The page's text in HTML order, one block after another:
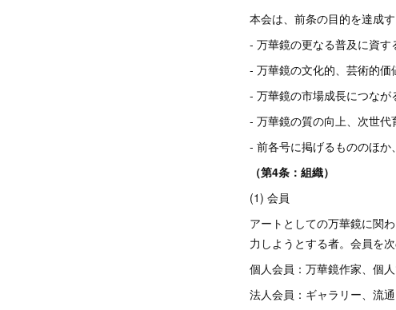
本会は、前条の目的を達成
- 万華鏡の更なる普及に資
- 万華鏡の文化的、芸術的
- 万華鏡の市場成長につな
- 万華鏡の質の向上、次世
- 前各号に掲げるもののほ
（第4条：組織）
(1) 会員
アートとしての万華鏡に関
力しようとする者。会員を次
個人会員：万華鏡作家、個
法人会員：ギャラリー、流